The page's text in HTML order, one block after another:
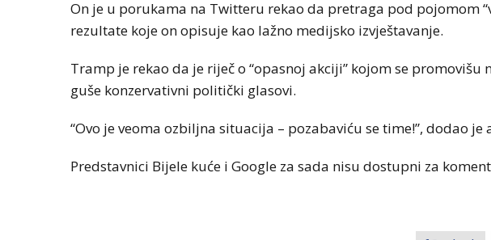
On je u porukama na Twitteru rekao da pretraga pod pojomom
rezultate koje on opisuje kao lažno medijsko izvještavanje.
Tramp je rekao da je riječ o “opasnoj akciji” kojom se
guše konzervativni politički glasovi.
“Ovo je veoma ozbiljna situacija – pozabaviću se time!”, dodao
Predstavnici Bijele kuće i Google za sada nisu dostupni za